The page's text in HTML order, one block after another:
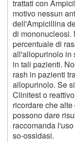
trattati con
motivo nessun
dell'Ampicillina
di mononucleosi.
percentuale di
all'allopurinolo in
in tali pazienti.
rash in pazienti
allopurinolo. Se
Clinitest o
ricordare che
possono dare
raccomanda
so-ossidasi.